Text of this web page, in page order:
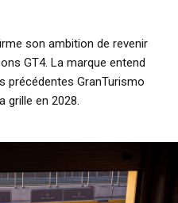
son ambition de revenir
GT4. La marque entend
précédentes GranTurismo
grille en 2028.